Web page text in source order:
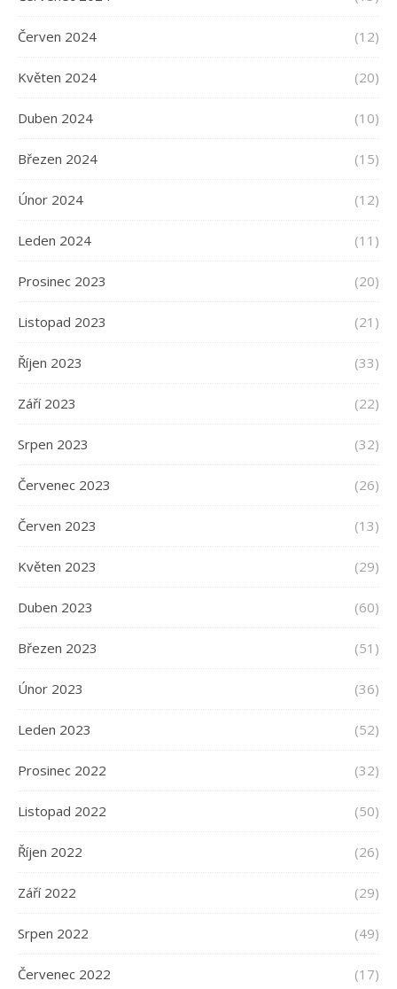
Červen 2024 (12)
Květen 2024 (20)
Duben 2024 (10)
Březen 2024 (15)
Únor 2024 (12)
Leden 2024 (11)
Prosinec 2023 (20)
Listopad 2023 (21)
Říjen 2023 (33)
Září 2023 (22)
Srpen 2023 (32)
Červenec 2023 (26)
Červen 2023 (13)
Květen 2023 (29)
Duben 2023 (60)
Březen 2023 (51)
Únor 2023 (36)
Leden 2023 (52)
Prosinec 2022 (32)
Listopad 2022 (50)
Říjen 2022 (26)
Září 2022 (29)
Srpen 2022 (49)
Červenec 2022 (17)